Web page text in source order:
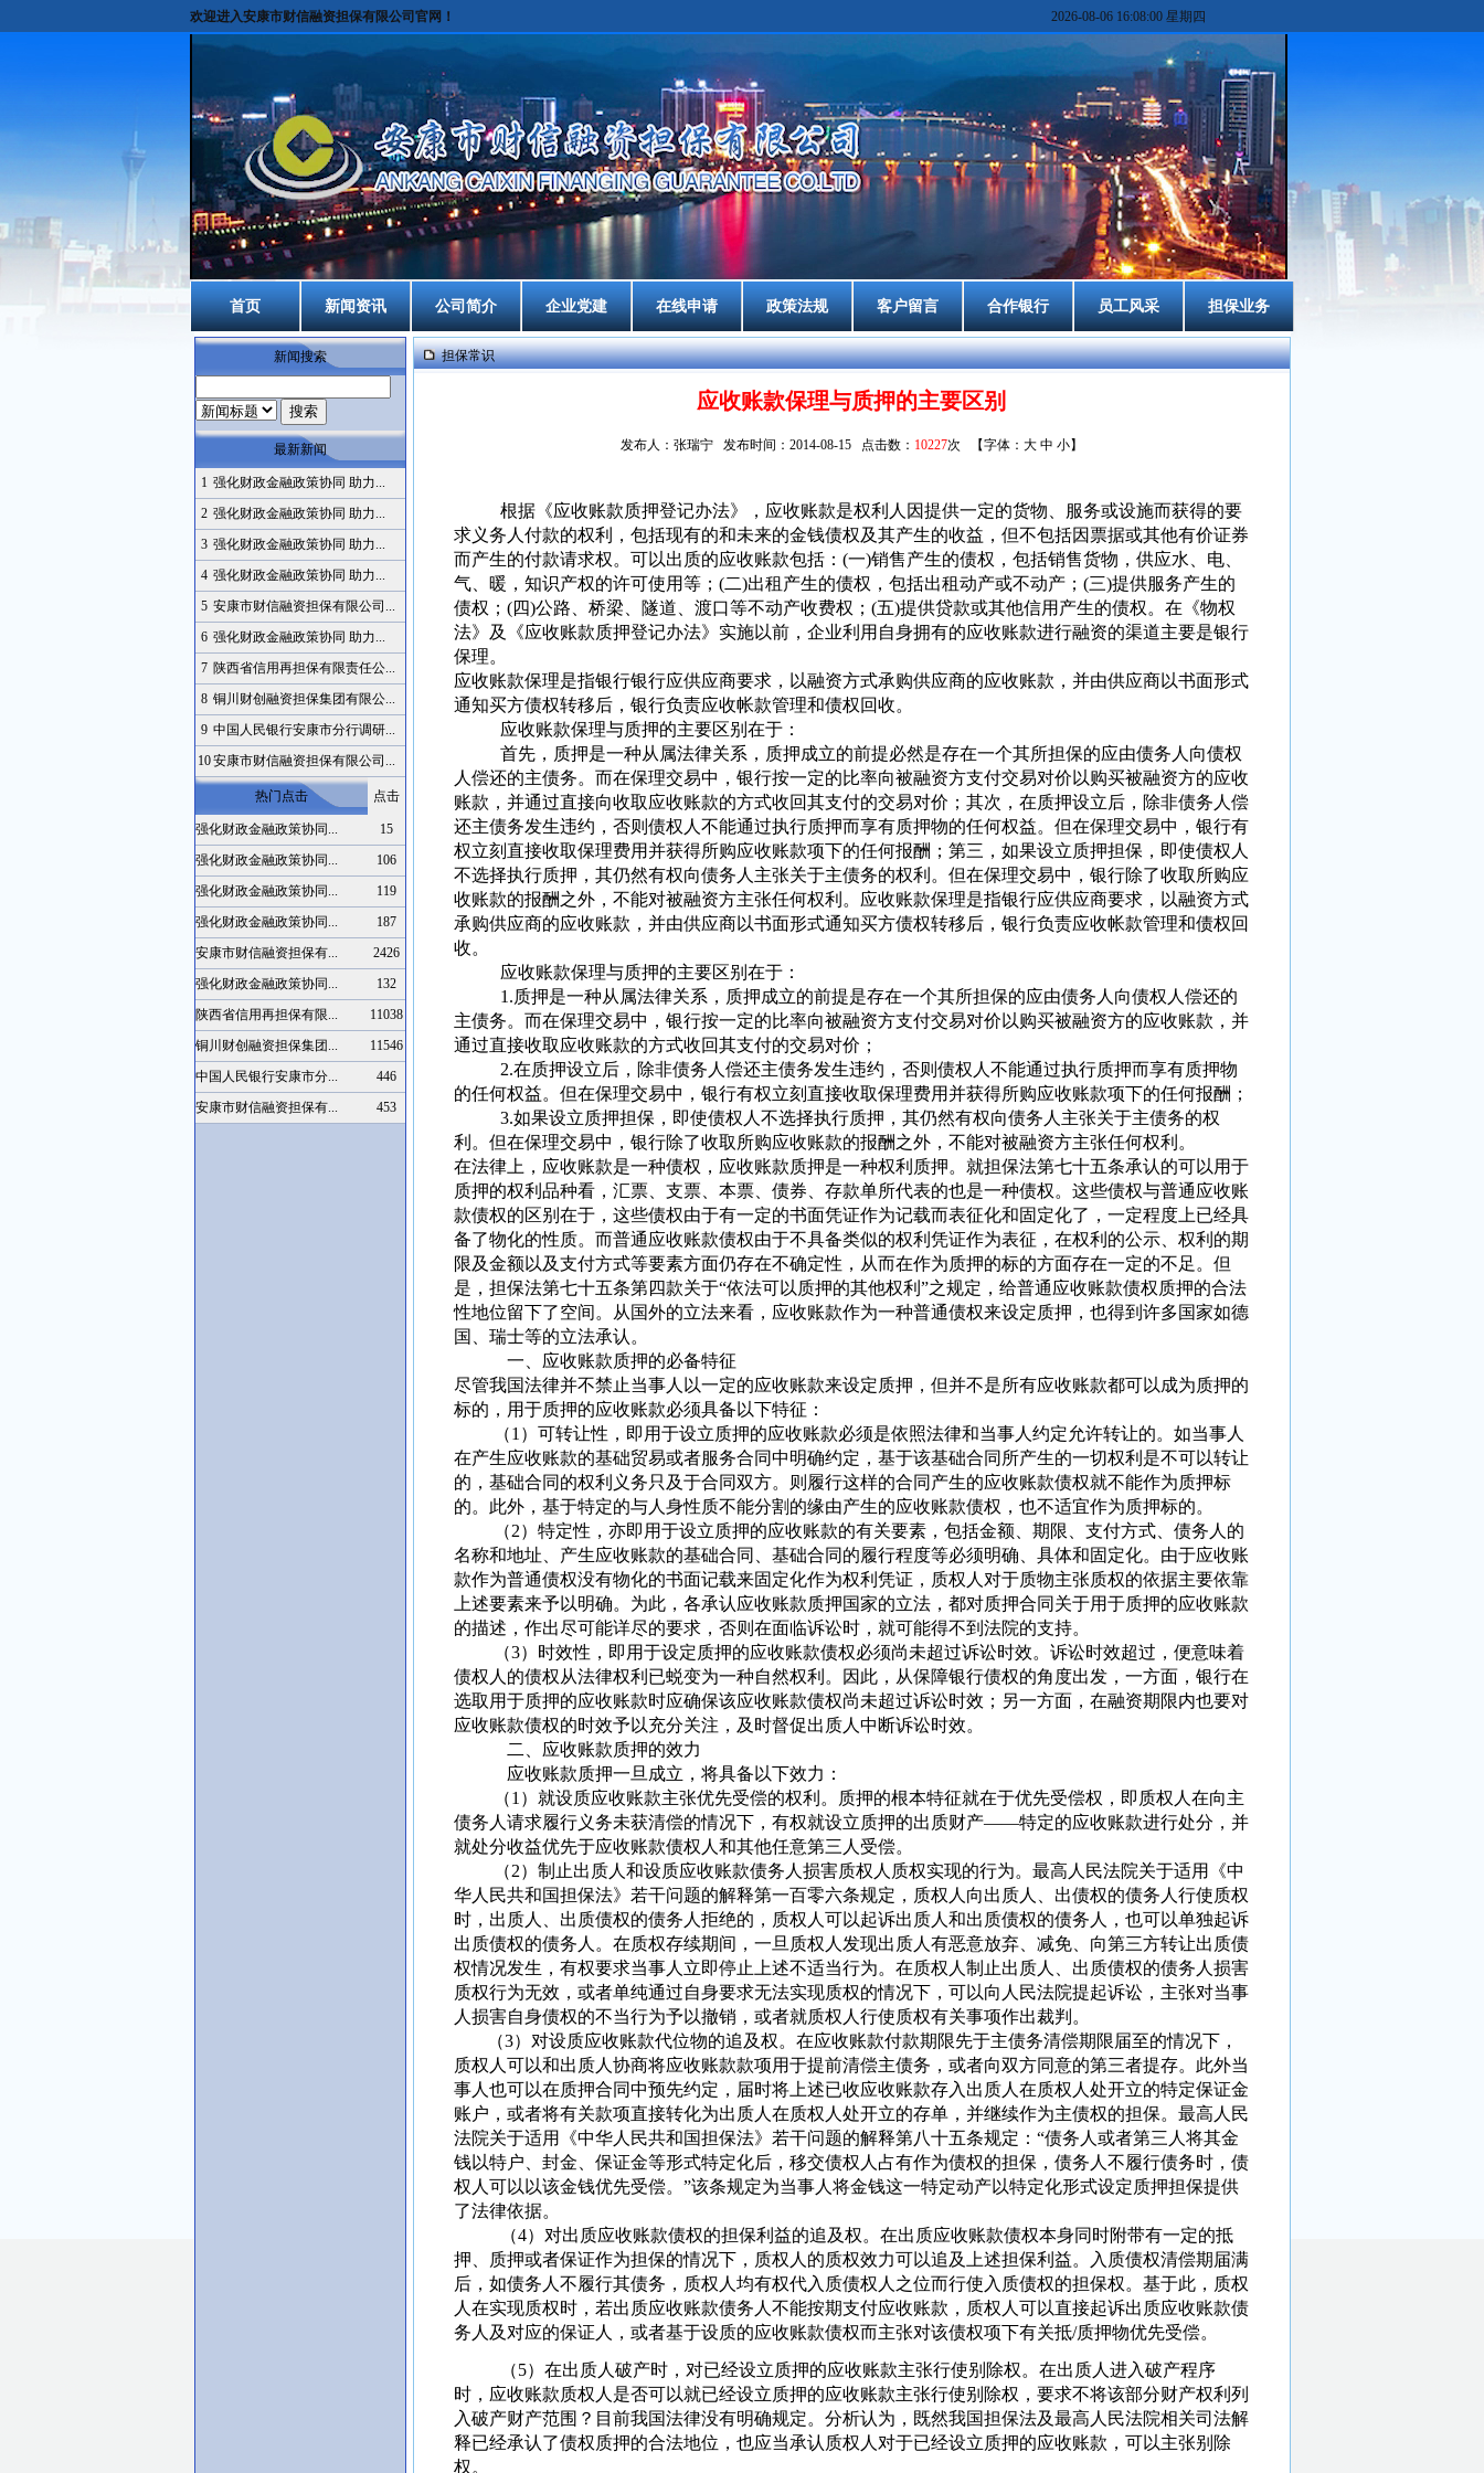
欢迎进入安康市财信融资担保有限公司官网！ 2026-08-06 16:08:01 星期四
首页 新闻资讯 公司简介 企业党建 在线申请 政策法规 客户留言 合作银行 员工风采 担保业务
新闻搜索
最新新闻
1 强化财政金融政策协同 助力...
2 强化财政金融政策协同 助力...
3 强化财政金融政策协同 助力...
4 强化财政金融政策协同 助力...
5 安康市财信融资担保有限公司...
6 强化财政金融政策协同 助力...
7 陕西省信用再担保有限责任公...
8 铜川财创融资担保集团有限公...
9 中国人民银行安康市分行调研...
10安康市财信融资担保有限公司...
热门点击 点击
强化财政金融政策协同...
15
强化财政金融政策协同...
106
强化财政金融政策协同...
119
强化财政金融政策协同...
187
安康市财信融资担保有...
2426
强化财政金融政策协同...
132
陕西省信用再担保有限...
11038
铜川财创融资担保集团...
11546
中国人民银行安康市分...
446
安康市财信融资担保有...
453
担保常识
应收账款保理与质押的主要区别
发布人：张瑞宁 发布时间：2014-08-15 点击数： 10227次 【字体： 大 中 小】
根据《应收账款质押登记办法》，应收账款是权利人因提供一定的货物、服务或设施而获得的要
求义务人付款的权利，包括现有的和未来的金钱债权及其产生的收益，但不包括因票据或其他有价证券
而产生的付款请求权。可以出质的应收账款包括：(一)销售产生的债权，包括销售货物，供应水、电、
气、暖，知识产权的许可使用等；(二)出租产生的债权，包括出租动产或不动产；(三)提供服务产生的
债权；(四)公路、桥梁、隧道、渡口等不动产收费权；(五)提供贷款或其他信用产生的债权。在《物权
法》及《应收账款质押登记办法》实施以前，企业利用自身拥有的应收账款进行融资的渠道主要是银行
保理。
应收账款保理是指银行银行应供应商要求，以融资方式承购供应商的应收账款，并由供应商以书面形式
通知买方债权转移后，银行负责应收帐款管理和债权回收。
应收账款保理与质押的主要区别在于：
首先，质押是一种从属法律关系，质押成立的前提必然是存在一个其所担保的应由债务人向债权
人偿还的主债务。而在保理交易中，银行按一定的比率向被融资方支付交易对价以购买被融资方的应收
账款，并通过直接向收取应收账款的方式收回其支付的交易对价；其次，在质押设立后，除非债务人偿
还主债务发生违约，否则债权人不能通过执行质押而享有质押物的任何权益。但在保理交易中，银行有
权立刻直接收取保理费用并获得所购应收账款项下的任何报酬；第三，如果设立质押担保，即使债权人
不选择执行质押，其仍然有权向债务人主张关于主债务的权利。但在保理交易中，银行除了收取所购应
收账款的报酬之外，不能对被融资方主张任何权利。应收账款保理是指银行应供应商要求，以融资方式
承购供应商的应收账款，并由供应商以书面形式通知买方债权转移后，银行负责应收帐款管理和债权回
收。
应收账款保理与质押的主要区别在于：
1.质押是一种从属法律关系，质押成立的前提是存在一个其所担保的应由债务人向债权人偿还的
主债务。而在保理交易中，银行按一定的比率向被融资方支付交易对价以购买被融资方的应收账款，并
通过直接收取应收账款的方式收回其支付的交易对价；
2.在质押设立后，除非债务人偿还主债务发生违约，否则债权人不能通过执行质押而享有质押物
的任何权益。但在保理交易中，银行有权立刻直接收取保理费用并获得所购应收账款项下的任何报酬；
3.如果设立质押担保，即使债权人不选择执行质押，其仍然有权向债务人主张关于主债务的权
利。但在保理交易中，银行除了收取所购应收账款的报酬之外，不能对被融资方主张任何权利。
在法律上，应收账款是一种债权，应收账款质押是一种权利质押。就担保法第七十五条承认的可以用于
质押的权利品种看，汇票、支票、本票、债券、存款单所代表的也是一种债权。这些债权与普通应收账
款债权的区别在于，这些债权由于有一定的书面凭证作为记载而表征化和固定化了，一定程度上已经具
备了物化的性质。而普通应收账款债权由于不具备类似的权利凭证作为表征，在权利的公示、权利的期
限及金额以及支付方式等要素方面仍存在不确定性，从而在作为质押的标的方面存在一定的不足。但
是，担保法第七十五条第四款关于“依法可以质押的其他权利”之规定，给普通应收账款债权质押的合法
性地位留下了空间。从国外的立法来看，应收账款作为一种普通债权来设定质押，也得到许多国家如德
国、瑞士等的立法承认。
一、应收账款质押的必备特征
尽管我国法律并不禁止当事人以一定的应收账款来设定质押，但并不是所有应收账款都可以成为质押的
标的，用于质押的应收账款必须具备以下特征：
（1）可转让性，即用于设立质押的应收账款必须是依照法律和当事人约定允许转让的。如当事人
在产生应收账款的基础贸易或者服务合同中明确约定，基于该基础合同所产生的一切权利是不可以转让
的，基础合同的权利义务只及于合同双方。则履行这样的合同产生的应收账款债权就不能作为质押标
的。此外，基于特定的与人身性质不能分割的缘由产生的应收账款债权，也不适宜作为质押标的。
（2）特定性，亦即用于设立质押的应收账款的有关要素，包括金额、期限、支付方式、债务人的
名称和地址、产生应收账款的基础合同、基础合同的履行程度等必须明确、具体和固定化。由于应收账
款作为普通债权没有物化的书面记载来固定化作为权利凭证，质权人对于质物主张质权的依据主要依靠
上述要素来予以明确。为此，各承认应收账款质押国家的立法，都对质押合同关于用于质押的应收账款
的描述，作出尽可能详尽的要求，否则在面临诉讼时，就可能得不到法院的支持。
（3）时效性，即用于设定质押的应收账款债权必须尚未超过诉讼时效。诉讼时效超过，便意味着
债权人的债权从法律权利已蜕变为一种自然权利。因此，从保障银行债权的角度出发，一方面，银行在
选取用于质押的应收账款时应确保该应收账款债权尚未超过诉讼时效；另一方面，在融资期限内也要对
应收账款债权的时效予以充分关注，及时督促出质人中断诉讼时效。
二、应收账款质押的效力
应收账款质押一旦成立，将具备以下效力：
（1）就设质应收账款主张优先受偿的权利。质押的根本特征就在于优先受偿权，即质权人在向主
债务人请求履行义务未获清偿的情况下，有权就设立质押的出质财产——特定的应收账款进行处分，并
就处分收益优先于应收账款债权人和其他任意第三人受偿。
（2）制止出质人和设质应收账款债务人损害质权人质权实现的行为。最高人民法院关于适用《中
华人民共和国担保法》若干问题的解释第一百零六条规定，质权人向出质人、出债权的债务人行使质权
时，出质人、出质债权的债务人拒绝的，质权人可以起诉出质人和出质债权的债务人，也可以单独起诉
出质债权的债务人。在质权存续期间，一旦质权人发现出质人有恶意放弃、减免、向第三方转让出质债
权情况发生，有权要求当事人立即停止上述不适当行为。在质权人制止出质人、出质债权的债务人损害
质权行为无效，或者单纯通过自身要求无法实现质权的情况下，可以向人民法院提起诉讼，主张对当事
人损害自身债权的不当行为予以撤销，或者就质权人行使质权有关事项作出裁判。
（3）对设质应收账款代位物的追及权。在应收账款付款期限先于主债务清偿期限届至的情况下，
质权人可以和出质人协商将应收账款款项用于提前清偿主债务，或者向双方同意的第三者提存。此外当
事人也可以在质押合同中预先约定，届时将上述已收应收账款存入出质人在质权人处开立的特定保证金
账户，或者将有关款项直接转化为出质人在质权人处开立的存单，并继续作为主债权的担保。最高人民
法院关于适用《中华人民共和国担保法》若干问题的解释第八十五条规定：“债务人或者第三人将其金
钱以特户、封金、保证金等形式特定化后，移交债权人占有作为债权的担保，债务人不履行债务时，债
权人可以以该金钱优先受偿。”该条规定为当事人将金钱这一特定动产以特定化形式设定质押担保提供
了法律依据。
（4）对出质应收账款债权的担保利益的追及权。在出质应收账款债权本身同时附带有一定的抵
押、质押或者保证作为担保的情况下，质权人的质权效力可以追及上述担保利益。入质债权清偿期届满
后，如债务人不履行其债务，质权人均有权代入质债权人之位而行使入质债权的担保权。基于此，质权
人在实现质权时，若出质应收账款债务人不能按期支付应收账款，质权人可以直接起诉出质应收账款债
务人及对应的保证人，或者基于设质的应收账款债权而主张对该债权项下有关抵/质押物优先受偿。
（5）在出质人破产时，对已经设立质押的应收账款主张行使别除权。在出质人进入破产程序
时，应收账款质权人是否可以就已经设立质押的应收账款主张行使别除权，要求不将该部分财产权利列
入破产财产范围？目前我国法律没有明确规定。分析认为，既然我国担保法及最高人民法院相关司法解
释已经承认了债权质押的合法地位，也应当承认质权人对于已经设立质押的应收账款，可以主张别除
权。